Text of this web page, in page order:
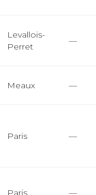
Levallois-
Perret
—
Meaux —
Paris —
Paris —